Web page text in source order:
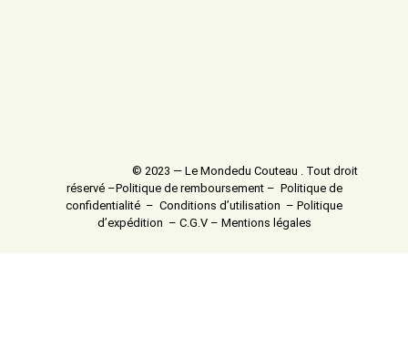
© 2023 — Le Mondedu Couteau . Tout droit
réservé –Politique de remboursement – Politique de
confidentialité – Conditions d’utilisation – Politique
d’expédition – C.G.V– Mentions légales